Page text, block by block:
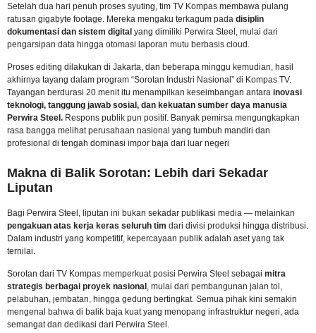
Setelah dua hari penuh proses syuting, tim TV Kompas membawa pulang
ratusan gigabyte footage. Mereka mengaku terkagum pada disiplin
dokumentasi dan sistem digital yang dimiliki Perwira Steel, mulai dari
pengarsipan data hingga otomasi laporan mutu berbasis cloud.
Proses editing dilakukan di Jakarta, dan beberapa minggu kemudian, hasil
akhirnya tayang dalam program “Sorotan Industri Nasional” di Kompas TV.
Tayangan berdurasi 20 menit itu menampilkan keseimbangan antara inovasi
teknologi, tanggung jawab sosial, dan kekuatan sumber daya manusia
Perwira Steel. Respons publik pun positif. Banyak pemirsa mengungkapkan
rasa bangga melihat perusahaan nasional yang tumbuh mandiri dan
profesional di tengah dominasi impor baja dari luar negeri
Makna di Balik Sorotan: Lebih dari Sekadar
Liputan
Bagi Perwira Steel, liputan ini bukan sekadar publikasi media — melainkan
pengakuan atas kerja keras seluruh tim dari divisi produksi hingga distribusi.
Dalam industri yang kompetitif, kepercayaan publik adalah aset yang tak
ternilai.
Sorotan dari TV Kompas memperkuat posisi Perwira Steel sebagai mitra
strategis berbagai proyek nasional, mulai dari pembangunan jalan tol,
pelabuhan, jembatan, hingga gedung bertingkat. Semua pihak kini semakin
mengenal bahwa di balik baja kuat yang menopang infrastruktur negeri, ada
semangat dan dedikasi dari Perwira Steel.